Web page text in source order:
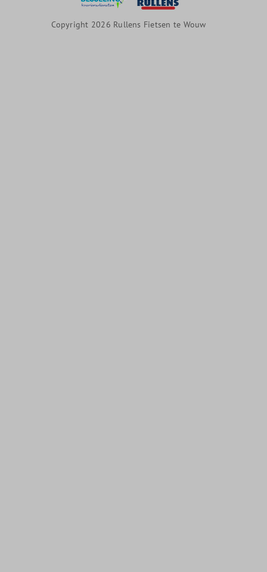
Copyright 2026 Rullens Fietsen te Wouw